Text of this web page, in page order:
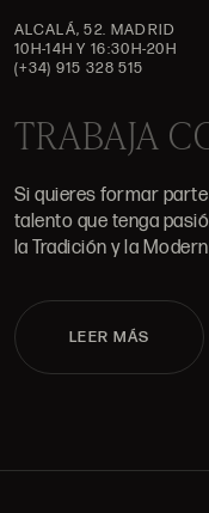
ALCALÁ, 52. MADRID
10H-14H Y 16:30H-20H
(+34) 915 328 515
TRABAJA
Si quieres formar
talento que tenga
la Tradición y la
LEER MÁS